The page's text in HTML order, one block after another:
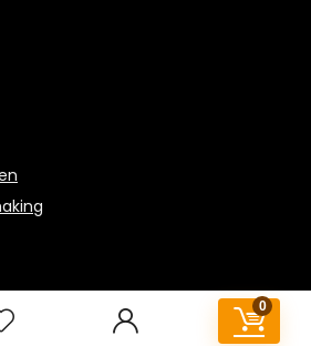
0
Alle rechten voorbehouden